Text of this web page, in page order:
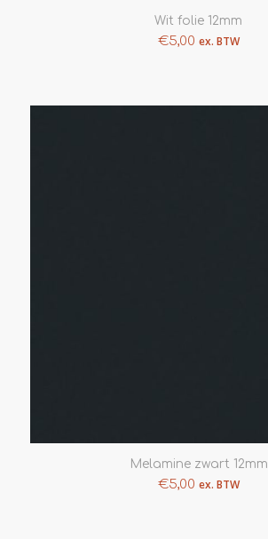
Wit folie 12mm
€5,00 ex. BTW
Melamine zwart 12mm
€5,00 ex. BTW